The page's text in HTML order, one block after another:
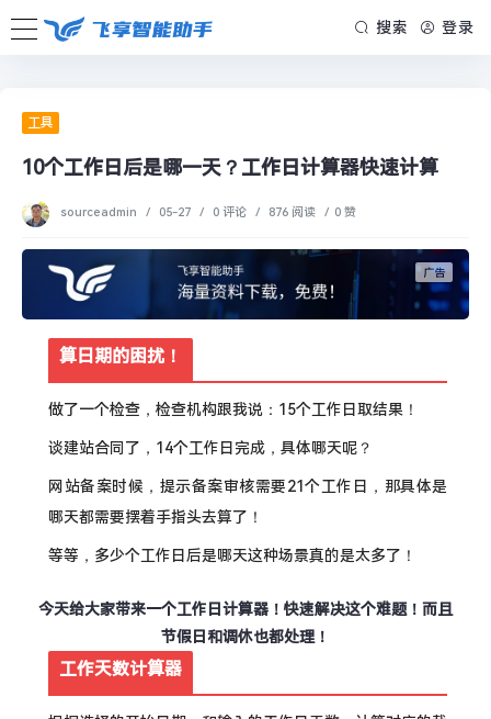
搜索 登录
工具
10个工作日后是哪一天？工作日计算器快速计算
sourceadmin / 05-27 / 0 评论 / 876 阅读 / 0 赞
算日期的困扰！
做了一个检查，检查机构跟我说：15个工作日取结果！
谈建站合同了，14个工作日完成，具体哪天呢？
网站备案时候，提示备案审核需要21个工作日，那具体是
哪天都需要摆着手指头去算了！
等等，多少个工作日后是哪天这种场景真的是太多了！
今天给大家带来一个工作日计算器！快速解决这个难题！而且
节假日和调休也都处理！
工作天数计算器